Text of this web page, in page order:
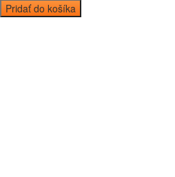
Pridať do košíka